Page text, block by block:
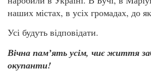
наших містах, в усіх громадах, до
Усі будуть відповідати.
Вічна памʼять усім, чиє життя
окупанти!